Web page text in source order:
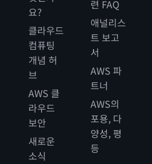
요?
클라우드
컴퓨팅
개념 허
브
AWS 클
라우드
보안
새로운
소식
련 FAQ
애널리스
트 보고
서
AWS 파
트너
AWS의
포용, 다
양성, 평
등